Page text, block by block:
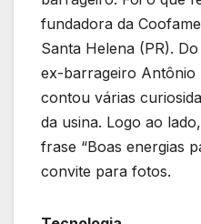
fundadora da
Santa Helena (PR).
ex-barrageiro Antônio
contou várias
da usina. Logo ao
frase “Boas energias
convite para fotos.